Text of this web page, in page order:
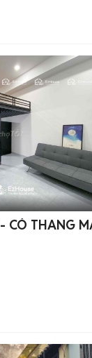
CÓ THANG